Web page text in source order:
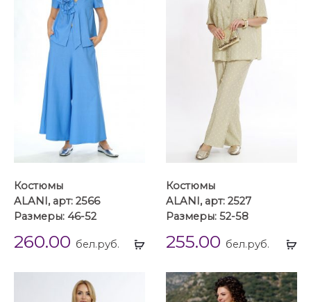
Выбрать
Костюмы
ALANI, арт: 2566
Размеры: 46-52
260.00 бел.руб.
Костюмы
ALANI, арт: 2527
Размеры: 52-58
255.00 бел.руб.